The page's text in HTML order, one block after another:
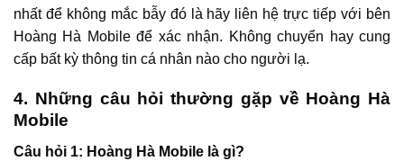
nhất để không mắc bẫy đó là hãy liên hệ trực tiếp với bên
Hoàng Hà Mobile để xác nhận. Không chuyển hay cung
cấp bất kỳ thông tin cá nhân nào cho người lạ.
4. Những câu hỏi thường gặp về Hoàng Hà
Mobile
Câu hỏi 1: Hoàng Hà Mobile là gì?